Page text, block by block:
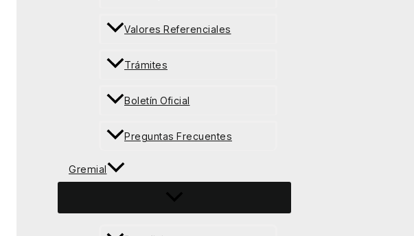
Valores Referenciales
Trámites
Boletín Oficial
Preguntas Frecuentes
Gremial